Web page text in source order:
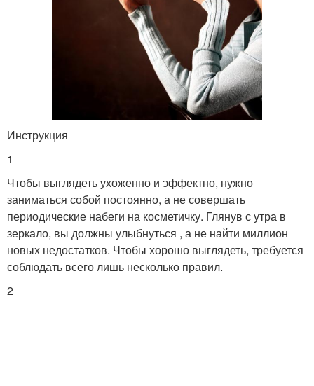
Инструкция
1
Чтобы выглядеть ухоженно и эффектно, нужно
заниматься собой постоянно, а не совершать
периодические набеги на косметичку. Глянув с утра в
зеркало, вы должны улыбнуться , а не найти миллион
новых недостатков. Чтобы хорошо выглядеть, требуется
соблюдать всего лишь несколько правил.
2